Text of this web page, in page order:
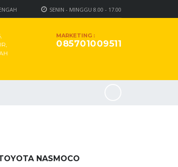
SENIN - MINGGU 8.00 - 17.00
MARKETING :
085701009511
NASMOCO